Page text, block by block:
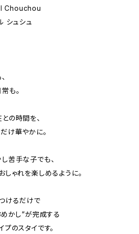
Chouchou
シュシュ
も。
の時間を、
け華やかに。
苦手な子でも、
しゃれを楽しめるように。
けるだけで
めかし”が完成する
プのスタイです。